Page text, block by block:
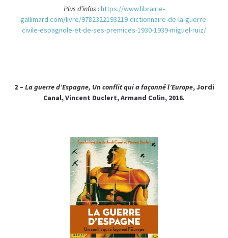
Plus d’infos :https://www.librairie-
gallimard.com/livre/9782322193219-dictionnaire-de-la-guerre-
civile-espagnole-et-de-ses-premices-1930-1939-miguel-ruiz/
2 – La guerre d’Espagne, Un conflit qui a façonné l’Europe, Jordi
Canal, Vincent Duclert, Armand Colin, 2016.